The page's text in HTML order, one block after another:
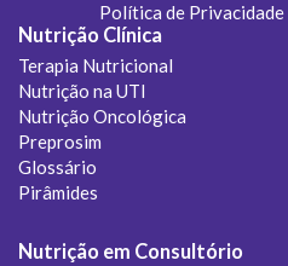
Política de Privacidade
Nutrição Clínica
Terapia Nutricional
Nutrição na UTI
Nutrição Oncológica
Preprosim
Glossário
Pirâmides
Nutrição em Consultório